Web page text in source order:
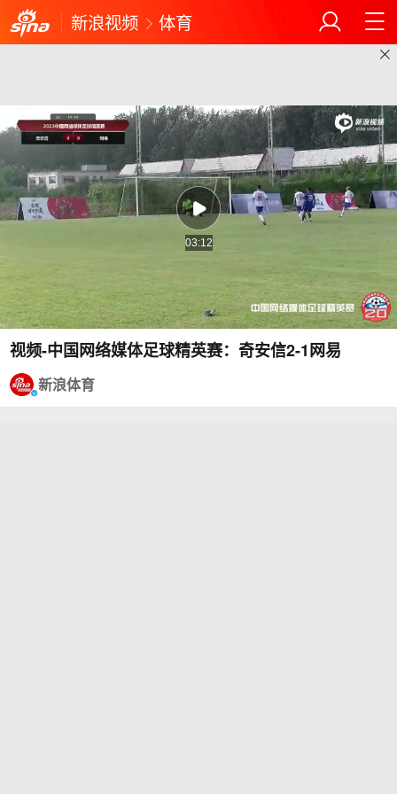
新浪视频 体育
03:12
视频-中国网络媒体足球精英赛：奇安信2-1网易
新浪体育